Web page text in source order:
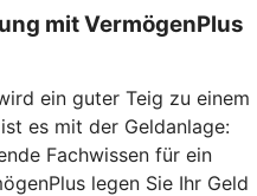
mit VermögenPlus
ein guter Teig zu einem
es mit der Geldanlage:
Fachwissen für ein
legen Sie Ihr Geld